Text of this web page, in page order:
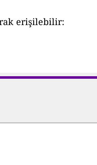
erişilebilir: